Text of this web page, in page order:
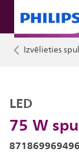
Izvēlieties
75 W
LED